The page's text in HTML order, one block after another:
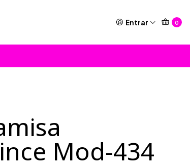
Entrar 0
Mod-434